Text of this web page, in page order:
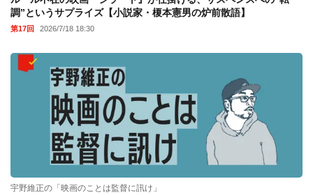
調”というサプライズ【小説家・榎本憲男の炉前散語】
第17回 2026/7/18 18:30
宇野維正の「映画のことは監督に訊け」